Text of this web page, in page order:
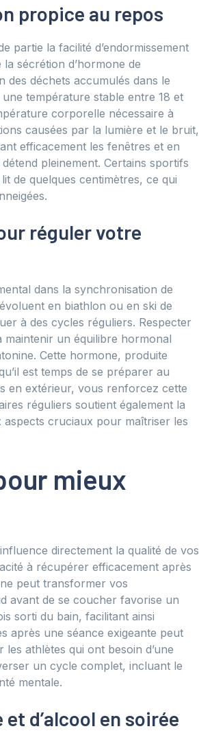
propice au repos
partie la facilité d’endormissement
sécrétion d’hormone de
des déchets accumulés dans le
température stable entre 18 et
corporelle nécessaire à
causées par la lumière et le bruit,
efficacement les fenêtres et en
pleinement. Certains sportifs
de quelques centimètres, ce qui
réguler votre
dans la synchronisation de
en biathlon ou en ski de
à des cycles réguliers. Respecter
maintenir un équilibre hormonal
Cette hormone, produite
est temps de se préparer au
en extérieur, vous renforcez cette
réguliers soutient également la
cruciaux pour maîtriser les
mieux
directement la qualité de vos
à récupérer efficacement après
peut transformer vos
avant de se coucher favorise un
sorti du bain, facilitant ainsi
après une séance exigeante peut
athlètes qui ont besoin d’une
un cycle complet, incluant le
mentale.
d’alcool en soirée